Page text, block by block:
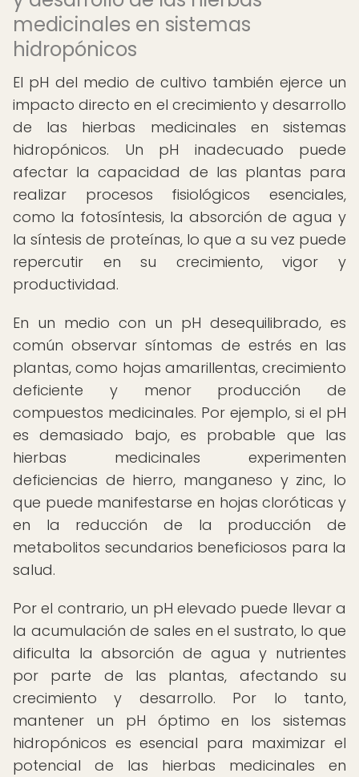
medicinales en sistemas
hidropónicos
El pH del medio de cultivo también ejerce un
impacto directo en el crecimiento y desarrollo
de las hierbas medicinales en sistemas
hidropónicos. Un pH inadecuado puede
afectar la capacidad de las plantas para
realizar procesos fisiológicos esenciales,
como la fotosíntesis, la absorción de agua y
la síntesis de proteínas, lo que a su vez puede
repercutir en su crecimiento, vigor y
productividad.
En un medio con un pH desequilibrado, es
común observar síntomas de estrés en las
plantas, como hojas amarillentas, crecimiento
deficiente y menor producción de
compuestos medicinales. Por ejemplo, si el pH
es demasiado bajo, es probable que las
hierbas medicinales experimenten
deficiencias de hierro, manganeso y zinc, lo
que puede manifestarse en hojas cloróticas y
en la reducción de la producción de
metabolitos secundarios beneficiosos para la
salud.
Por el contrario, un pH elevado puede llevar a
la acumulación de sales en el sustrato, lo que
dificulta la absorción de agua y nutrientes
por parte de las plantas, afectando su
crecimiento y desarrollo. Por lo tanto,
mantener un pH óptimo en los sistemas
hidropónicos es esencial para maximizar el
potencial de las hierbas medicinales en